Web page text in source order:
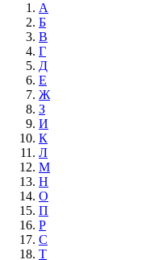
А
Б
В
Г
Д
Е
Ж
З
И
К
Л
М
Н
О
П
Р
С
Т